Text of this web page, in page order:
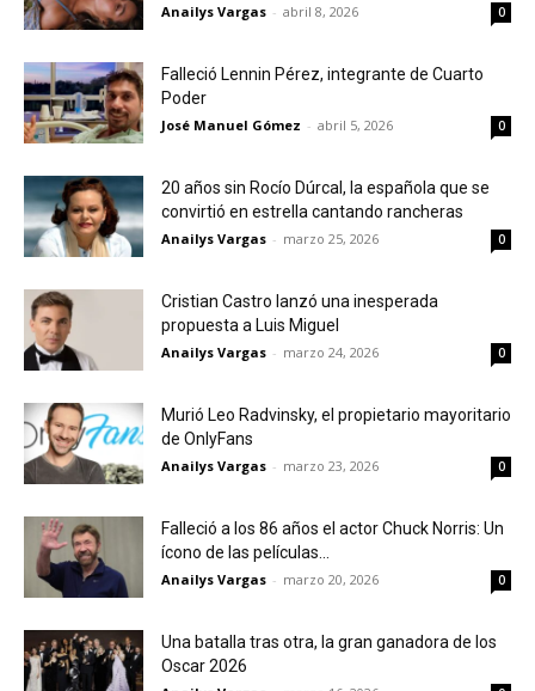
Anailys Vargas - abril 8, 2026 0
Falleció Lennin Pérez, integrante de Cuarto
Poder
José Manuel Gómez - abril 5, 2026 0
20 años sin Rocío Dúrcal, la española que se
convirtió en estrella cantando rancheras
Anailys Vargas - marzo 25, 2026 0
Cristian Castro lanzó una inesperada
propuesta a Luis Miguel
Anailys Vargas - marzo 24, 2026 0
Murió Leo Radvinsky, el propietario mayoritario
de OnlyFans
Anailys Vargas - marzo 23, 2026 0
Falleció a los 86 años el actor Chuck Norris: Un
ícono de las películas...
Anailys Vargas - marzo 20, 2026 0
Una batalla tras otra, la gran ganadora de los
Oscar 2026